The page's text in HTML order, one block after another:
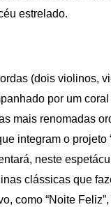
estrelado.
(dois violinos,
por um
mais renomadas
integram o projeto
neste
clássicas que
como “Noite